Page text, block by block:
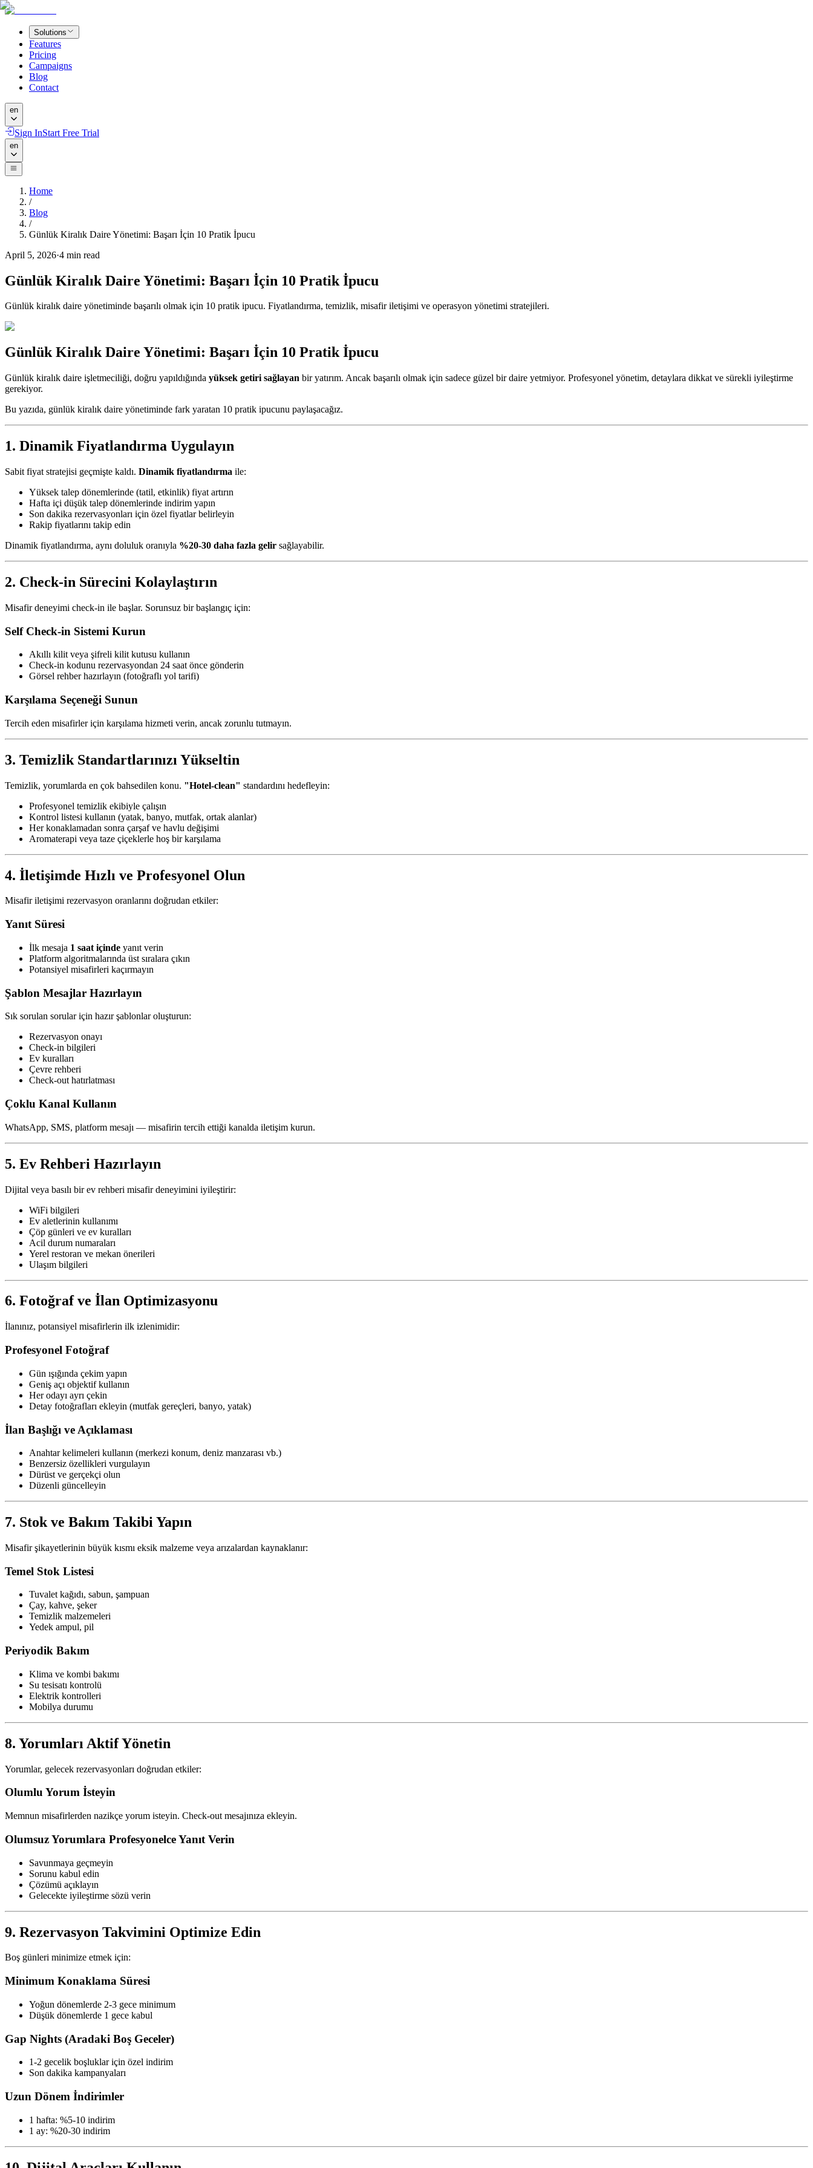
Solutions
Features
Pricing
Campaigns
Blog
Contact
en
Sign InStart Free Trial
en
Home
/
Blog
/
Günlük Kiralık Daire Yönetimi: Başarı İçin 10 Pratik İpucu
April 5, 2026·4 min read
Günlük Kiralık Daire Yönetimi: Başarı İçin 10 Pratik İpucu
Günlük kiralık daire yönetiminde başarılı olmak için 10 pratik ipucu. Fiyatlandırma, temizlik, misafir iletişimi ve operasyon yönetimi stratejileri.
Günlük Kiralık Daire Yönetimi: Başarı İçin 10 Pratik İpucu
Günlük kiralık daire işletmeciliği, doğru yapıldığında yüksek getiri sağlayan bir yatırım. Ancak başarılı olmak için sadece güzel bir daire yetmiyor. Profesyonel yönetim, detaylara dikkat ve sürekli iyileştirme
gerekiyor.
Bu yazıda, günlük kiralık daire yönetiminde fark yaratan 10 pratik ipucunu paylaşacağız.
1. Dinamik Fiyatlandırma Uygulayın
Sabit fiyat stratejisi geçmişte kaldı. Dinamik fiyatlandırma ile:
Yüksek talep dönemlerinde (tatil, etkinlik) fiyat artırın
Hafta içi düşük talep dönemlerinde indirim yapın
Son dakika rezervasyonları için özel fiyatlar belirleyin
Rakip fiyatlarını takip edin
Dinamik fiyatlandırma, aynı doluluk oranıyla %20-30 daha fazla gelir sağlayabilir.
2. Check-in Sürecini Kolaylaştırın
Misafir deneyimi check-in ile başlar. Sorunsuz bir başlangıç için:
Self Check-in Sistemi Kurun
Akıllı kilit veya şifreli kilit kutusu kullanın
Check-in kodunu rezervasyondan 24 saat önce gönderin
Görsel rehber hazırlayın (fotoğraflı yol tarifi)
Karşılama Seçeneği Sunun
Tercih eden misafirler için karşılama hizmeti verin, ancak zorunlu tutmayın.
3. Temizlik Standartlarınızı Yükseltin
Temizlik, yorumlarda en çok bahsedilen konu. "Hotel-clean" standardını hedefleyin:
Profesyonel temizlik ekibiyle çalışın
Kontrol listesi kullanın (yatak, banyo, mutfak, ortak alanlar)
Her konaklamadan sonra çarşaf ve havlu değişimi
Aromaterapi veya taze çiçeklerle hoş bir karşılama
4. İletişimde Hızlı ve Profesyonel Olun
Misafir iletişimi rezervasyon oranlarını doğrudan etkiler:
Yanıt Süresi
İlk mesaja 1 saat içinde yanıt verin
Platform algoritmalarında üst sıralara çıkın
Potansiyel misafirleri kaçırmayın
Şablon Mesajlar Hazırlayın
Sık sorulan sorular için hazır şablonlar oluşturun:
Rezervasyon onayı
Check-in bilgileri
Ev kuralları
Çevre rehberi
Check-out hatırlatması
Çoklu Kanal Kullanın
WhatsApp, SMS, platform mesajı — misafirin tercih ettiği kanalda iletişim kurun.
5. Ev Rehberi Hazırlayın
Dijital veya basılı bir ev rehberi misafir deneyimini iyileştirir:
WiFi bilgileri
Ev aletlerinin kullanımı
Çöp günleri ve ev kuralları
Acil durum numaraları
Yerel restoran ve mekan önerileri
Ulaşım bilgileri
6. Fotoğraf ve İlan Optimizasyonu
İlanınız, potansiyel misafirlerin ilk izlenimidir:
Profesyonel Fotoğraf
Gün ışığında çekim yapın
Geniş açı objektif kullanın
Her odayı ayrı çekin
Detay fotoğrafları ekleyin (mutfak gereçleri, banyo, yatak)
İlan Başlığı ve Açıklaması
Anahtar kelimeleri kullanın (merkezi konum, deniz manzarası vb.)
Benzersiz özellikleri vurgulayın
Dürüst ve gerçekçi olun
Düzenli güncelleyin
7. Stok ve Bakım Takibi Yapın
Misafir şikayetlerinin büyük kısmı eksik malzeme veya arızalardan kaynaklanır:
Temel Stok Listesi
Tuvalet kağıdı, sabun, şampuan
Çay, kahve, şeker
Temizlik malzemeleri
Yedek ampul, pil
Periyodik Bakım
Klima ve kombi bakımı
Su tesisatı kontrolü
Elektrik kontrolleri
Mobilya durumu
8. Yorumları Aktif Yönetin
Yorumlar, gelecek rezervasyonları doğrudan etkiler:
Olumlu Yorum İsteyin
Memnun misafirlerden nazikçe yorum isteyin. Check-out mesajınıza ekleyin.
Olumsuz Yorumlara Profesyonelce Yanıt Verin
Savunmaya geçmeyin
Sorunu kabul edin
Çözümü açıklayın
Gelecekte iyileştirme sözü verin
9. Rezervasyon Takvimini Optimize Edin
Boş günleri minimize etmek için:
Minimum Konaklama Süresi
Yoğun dönemlerde 2-3 gece minimum
Düşük dönemlerde 1 gece kabul
Gap Nights (Aradaki Boş Geceler)
1-2 gecelik boşluklar için özel indirim
Son dakika kampanyaları
Uzun Dönem İndirimler
1 hafta: %5-10 indirim
1 ay: %20-30 indirim